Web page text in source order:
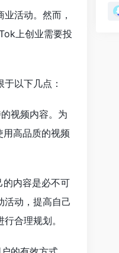
活动。然而，
上创业需要投
以下几点：
视频内容。为
高品质的视频
内容是必不可
活动，提高自己
合理规划。